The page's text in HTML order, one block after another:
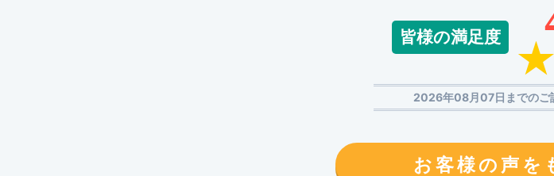
皆様の満足度
2026年08月07日までのご
お客様の声を